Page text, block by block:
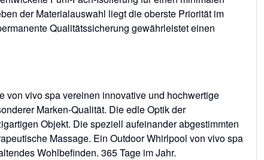
der Materialauswahl liegt die oberste Priorität im
Qualitätssicherung gewährleistet einen
vivo spa vereinen innovative und hochwertige
Marken-Qualität. Die edle Optik der
Objekt. Die speziell aufeinander abgestimmten
Massage. Ein Outdoor Whirlpool von vivo spa
Wohlbefinden. 365 Tage im Jahr.